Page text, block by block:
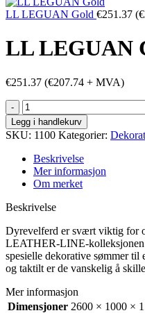
LL LEGUAN Gold €251.37 (€
LL LEGUAN
€251.37 (€207.74 + MVA)
LL
LEGUAN
Copper
antall
Legg i handlekurv
SKU: 1100 Kategorier:
Beskrivelse
Mer informasjon
Om merket
Beskrivelse
Dyrevelferd er svært viktig for
LEATHER-LINE-kolleksjonen
spesielle dekorative sømmer
og taktilt er de vanskelig å
Mer informasjon
Dimensjoner 2600 × 1000 ×